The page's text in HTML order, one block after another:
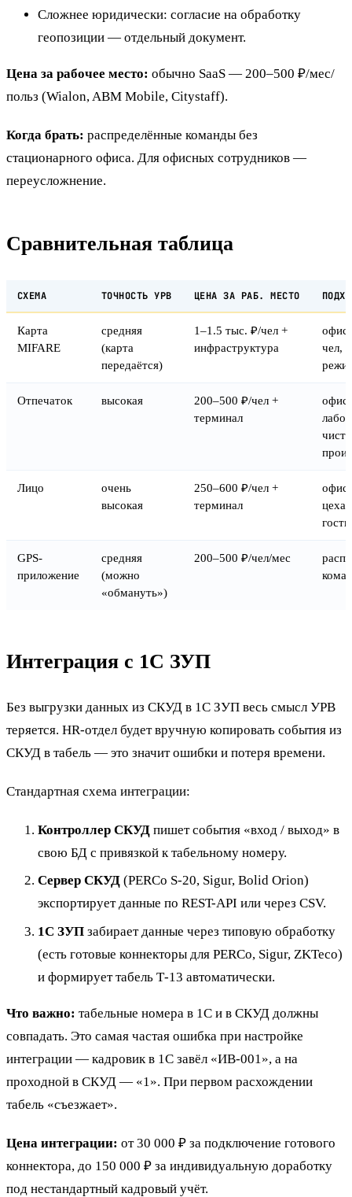
Сложнее юридически: согласие на обработку
геопозиции — отдельный документ.
Цена за рабочее место: обычно SaaS — 200–500 ₽/мес/
польз (Wialon, ABM Mobile, Citystaff).
Когда брать: распределённые команды без
стационарного офиса. Для офисных сотрудников —
переусложнение.
Сравнительная таблица
СХЕМА ТОЧНОСТЬ УРВ ЦЕНА ЗА РАБ. МЕСТО
Карта
MIFARE
средняя
(карта
передаётся)
1–1.5 тыс. ₽/чел +
инфраструктура
чел,
Отпечаток высокая
200–500 ₽/чел +
терминал
Лицо
очень
высокая
250–600 ₽/чел +
терминал
цеха,
GPS-
приложение
средняя
(можно
«обмануть»)
200–500 ₽/чел/мес
Интеграция с 1С ЗУП
Без выгрузки данных из СКУД в 1С ЗУП весь смысл УРВ
теряется. HR-отдел будет вручную копировать события из
СКУД в табель — это значит ошибки и потеря времени.
Стандартная схема интеграции:
Контроллер СКУД пишет события «вход / выход» в
свою БД с привязкой к табельному номеру.
Сервер СКУД (PERCo S-20, Sigur, Bolid Orion)
экспортирует данные по REST-API или через CSV.
1С ЗУП забирает данные через типовую обработку
(есть готовые коннекторы для PERCo, Sigur, ZKTeco)
и формирует табель Т-13 автоматически.
Что важно: табельные номера в 1С и в СКУД должны
совпадать. Это самая частая ошибка при настройке
интеграции — кадровик в 1С завёл «ИВ-001», а на
проходной в СКУД — «1». При первом расхождении
табель «съезжает».
Цена интеграции: от 30 000 ₽ за подключение готового
коннектора, до 150 000 ₽ за индивидуальную доработку
под нестандартный кадровый учёт.